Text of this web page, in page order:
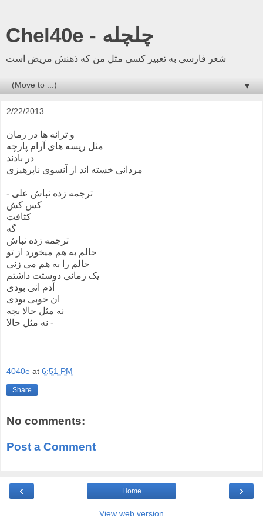
Chel40e - چلچله
شعر فارسی به تعبیر کسی مثل من که ذهنش مریض است
▼
2/22/2013
و ترانه ها در زمان
مثل ریسه های آرام پارچه
در بادند
مردانی خسته اند از آنسوی ناپرهیزی
- ترجمه زده نباش علی
کس کش
کثافت
گه
ترجمه زده نباش
حالم به هم میخورد از تو
حالم را به هم می زنی
یک زمانی دوستت داشتم
آدم انی بودی
ان خوبی بودی
نه مثل حالا بچه
نه مثل حالا -
4040e at 6:51 PM
Share
No comments:
Post a Comment
‹ ›
Home
View web version